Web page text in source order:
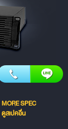
MORE SPEC
ดูสเปคอื่น